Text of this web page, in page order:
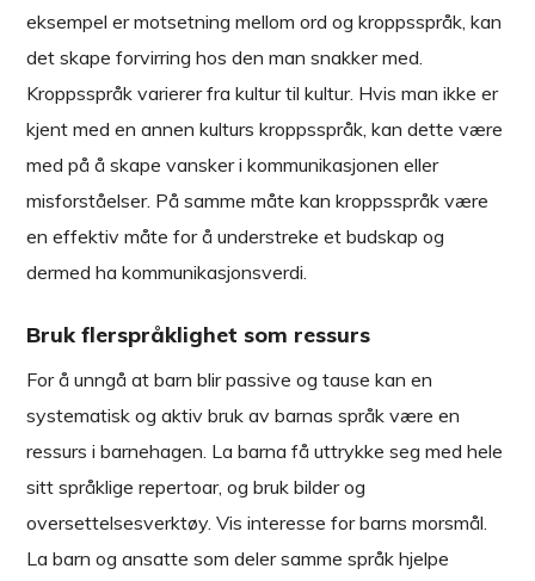
eksempel er motsetning mellom ord og kroppsspråk, kan
det skape forvirring hos den man snakker med.
Kroppsspråk varierer fra kultur til kultur. Hvis man ikke er
kjent med en annen kulturs kroppsspråk, kan dette være
med på å skape vansker i kommunikasjonen eller
misforståelser. På samme måte kan kroppsspråk være
en effektiv måte for å understreke et budskap og
dermed ha kommunikasjonsverdi.
Bruk flerspråklighet som ressurs
For å unngå at barn blir passive og tause kan en
systematisk og aktiv bruk av barnas språk være en
ressurs i barnehagen. La barna få uttrykke seg med hele
sitt språklige repertoar, og bruk bilder og
oversettelsesverktøy. Vis interesse for barns morsmål.
La barn og ansatte som deler samme språk hjelpe